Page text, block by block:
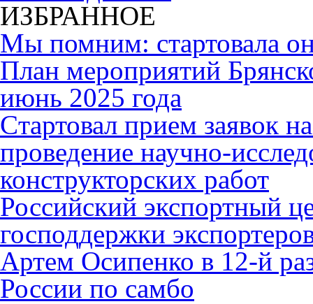
ИЗБРАННОЕ
Мы помним: стартовала
План мероприятий
июнь 2025 года
Cтартовал прием заявок
проведение научно-
конструкторских работ
Российский экспортный
господдержки
Артем Осипенко в 12-й
России по самбо